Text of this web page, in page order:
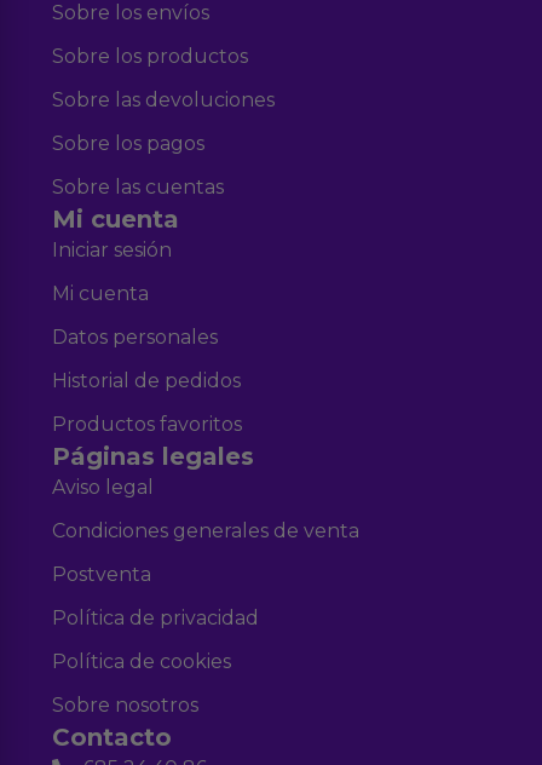
Sobre los envíos
Sobre los productos
Sobre las devoluciones
Sobre los pagos
Sobre las cuentas
Mi cuenta
Iniciar sesión
Mi cuenta
Datos personales
Historial de pedidos
Productos favoritos
Páginas legales
Aviso legal
Condiciones generales de venta
Postventa
Política de privacidad
Política de cookies
Sobre nosotros
Contacto